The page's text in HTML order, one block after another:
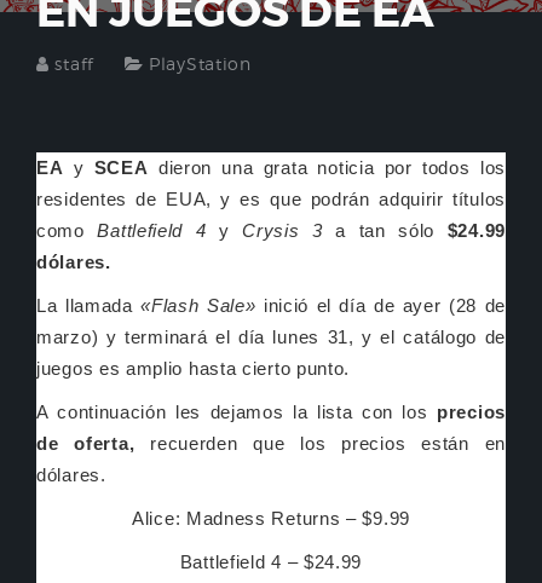
EN JUEGOS DE EA
staff PlayStation
EA y SCEA dieron una grata noticia por todos los
residentes de EUA, y es que podrán adquirir títulos
comoBattlefield 4 yCrysis 3a tan sólo $24.99
dólares.
La llamada«Flash Sale» inició el día de ayer (28 de
marzo) y terminará el día lunes 31, y el catálogo de
juegos es amplio hasta cierto punto.
A continuación les dejamos la lista con los precios
de oferta, recuerden que los precios están en
dólares.
Alice: Madness Returns – $9.99
Battlefield 4 – $24.99